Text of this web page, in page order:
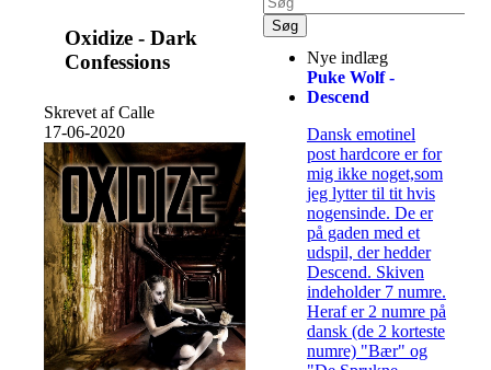
Oxidize - Dark
Confessions
Skrevet af Calle
17-06-2020
Nye indlæg
Puke Wolf -
Descend
Dansk emotinel
post hardcore er for
mig ikke noget,som
jeg lytter til tit hvis
nogensinde. De er
på gaden med et
udspil, der hedder
Descend. Skiven
indeholder 7 numre.
Heraf er 2 numre på
dansk (de 2 korteste
numre) "Bær" og